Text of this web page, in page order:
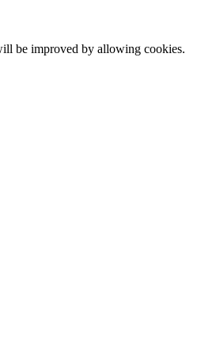
be improved by allowing cookies.